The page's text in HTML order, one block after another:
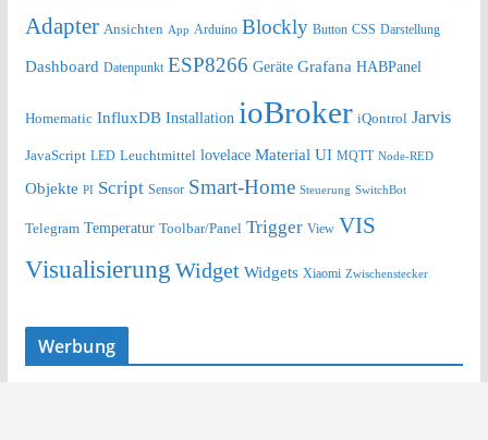
Adapter Ansichten App Arduino Blockly Button CSS Darstellung
Dashboard Datenpunkt ESP8266 Geräte Grafana HABPanel
Homematic InfluxDB Installation ioBroker iQontrol Jarvis
JavaScript LED Leuchtmittel lovelace Material UI MQTT Node-RED
Objekte PI Script Sensor Smart-Home Steuerung SwitchBot
Telegram Temperatur Toolbar/Panel Trigger View VIS
Visualisierung Widget Widgets Xiaomi Zwischenstecker
Werbung